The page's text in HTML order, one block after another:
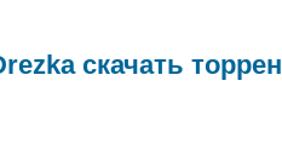
скачать